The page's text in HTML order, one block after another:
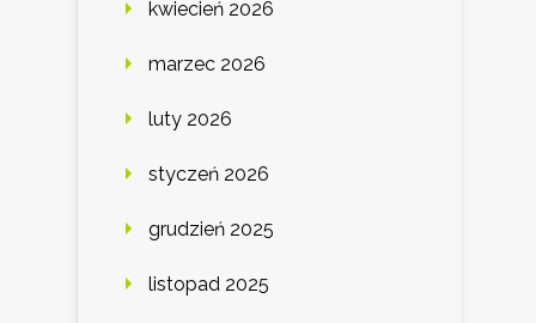
kwiecień 2026
marzec 2026
luty 2026
styczeń 2026
grudzień 2025
listopad 2025